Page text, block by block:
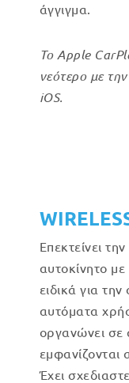
άγγιγμα.
Το Apple
νεότερο με
iOS.
Επεκτείνει
αυτοκίνητο με
ειδικά για
αυτόματα
οργανώνει σε
εμφανίζονται
Έχει